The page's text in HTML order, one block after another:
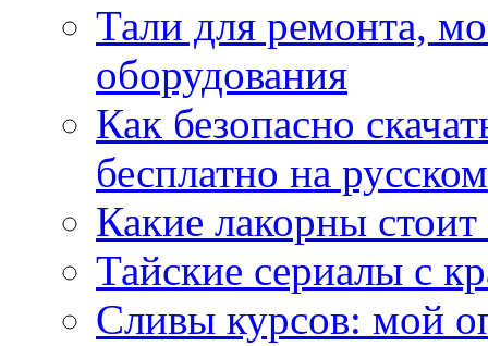
Тали для ремонта,
оборудования
Как безопасно
бесплатно на
Какие лакорны
Тайские сериалы с
Сливы курсов: мой